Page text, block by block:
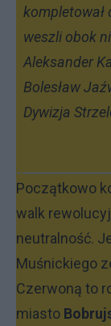
kompletował
weszli obok
Aleksander
Bolesław
Dywizja
Początkowo
walk
neutralność.
Muśnickiego
Czerwoną to
miasto